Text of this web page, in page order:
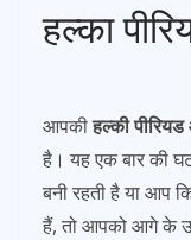
हल्का
आपकीहल्की
है। यह एक बार की
बनी रहती है या आप
हैं, तो आपको आगे के